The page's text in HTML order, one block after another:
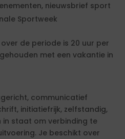
nieuwsbrief sport
Sportweek
de periode is 20 uur per
met een vakantie in
communicatief
initiatiefrijk, zelfstandig,
in staat om verbinding te
Je beschikt over